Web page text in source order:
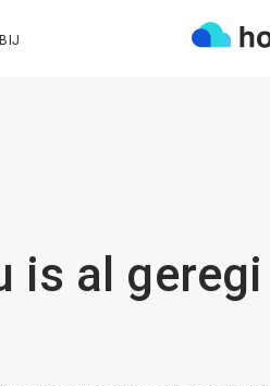
is al geregi